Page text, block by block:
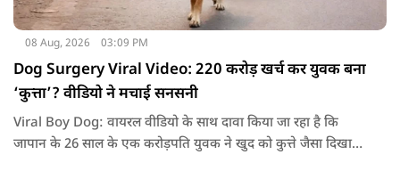
08 Aug, 2026 03:09 PM
Dog Surgery Viral Video: 220 करोड़ खर्च कर युवक बना
‘कुत्ता’? वीडियो ने मचाई सनसनी
Viral Boy Dog: वायरल वीडियो के साथ दावा किया जा रहा है कि
जापान के 26 साल के एक करोड़पति युवक ने खुद को कुत्ते जैसा दिखाने